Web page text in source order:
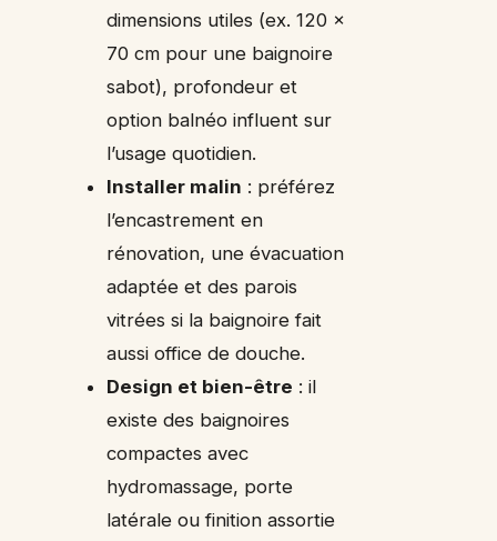
dimensions utiles (ex. 120 x
70 cm pour une baignoire
sabot), profondeur et
option balnéo influent sur
l’usage quotidien.
Installer malin : préférez
l’encastrement en
rénovation, une évacuation
adaptée et des parois
vitrées si la baignoire fait
aussi office de douche.
Design et bien-être : il
existe des baignoires
compactes avec
hydromassage, porte
latérale ou finition assortie